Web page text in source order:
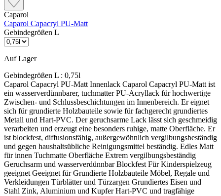
Caparol
Caparol Capacryl PU-Matt
Gebindegrößen L
Auf Lager
Gebindegrößen L : 0,75l
Caparol Capacryl PU-Matt Innenlack Caparol Capacryl PU-Matt ist
ein wasserverdünnbarer, tuchmatter PU-Acryllack für hochwertige
Zwischen- und Schlussbeschichtungen im Innenbereich. Er eignet
sich für grundierte Holzbauteile sowie für fachgerecht grundiertes
Metall und Hart-PVC. Der geruchsarme Lack lässt sich geschmeidig
verarbeiten und erzeugt eine besonders ruhige, matte Oberfläche. Er
ist blockfest, diffusionsfähig, außergewöhnlich vergilbungsbeständig
und gegen haushaltsübliche Reinigungsmittel beständig. Edles Matt
für innen Tuchmatte Oberfläche Extrem vergilbungsbeständig
Geruchsarm und wasserverdünnbar Blockfest Für Kinderspielzeug
geeignet Geeignet für Grundierte Holzbauteile Möbel, Regale und
Verkleidungen Türblätter und Türzargen Grundiertes Eisen und
Stahl Zink, Aluminium und Kupfer Hart-PVC und tragfähige